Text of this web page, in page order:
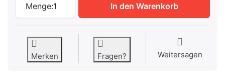
Menge:1 In den Warenkorb
Merken Fragen? Weitersagen